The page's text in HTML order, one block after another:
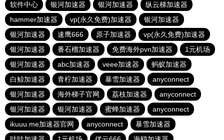
软件中心
银河加速器 银河加速器
纵云梯加速器
hammer加速器
vp(永久免费)加速器
银河加速器
银河加速器
速鹰666 原子加速器
vp(永久免费)加速器
银河加速器
番石榴加速器 免费海外pvn加速器
1元机场
银河加速器
abc加速器 veee加速器
蚂蚁加速器
白鲸加速器
青柠加速器 暴雪加速器
anyconnect
银河加速器
海外梯子官网 荔枝加速器
anyconnect
银河加速器
银河加速器 蜜蜂加速器
anyconnect
ikuuu.me加速器官网
anyconnect
暴雪加速器